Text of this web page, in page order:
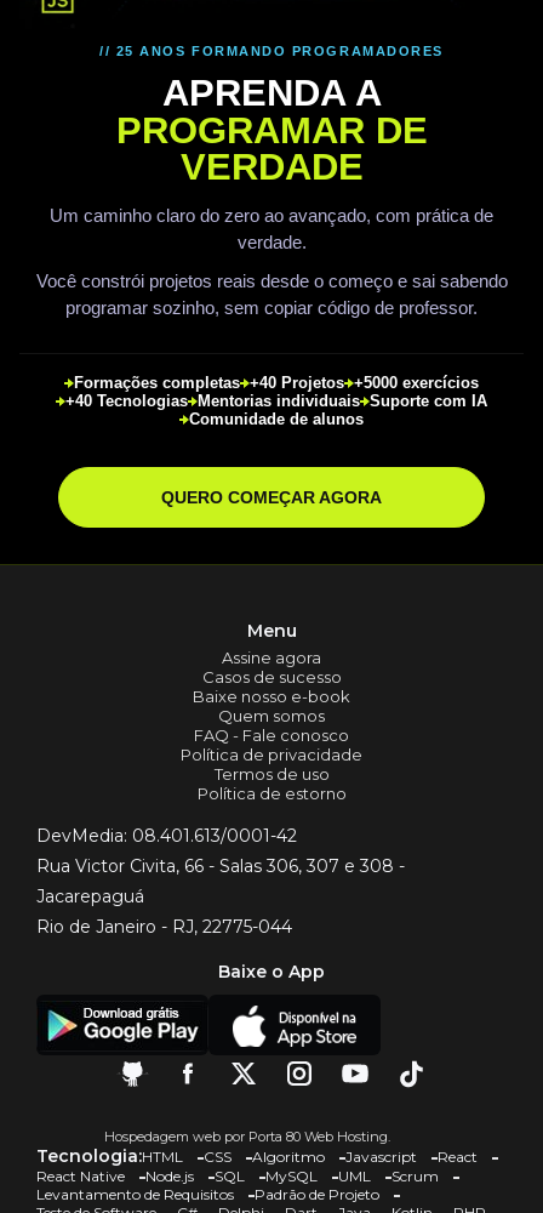
// 25 ANOS FORMANDO PROGRAMADORES
APRENDA A
PROGRAMAR DE
VERDADE
Um caminho claro do zero ao avançado, com prática de
verdade.
Você constrói projetos reais desde o começo e sai sabendo
programar sozinho, sem copiar código de professor.
Formações completas +40 Projetos +5000 exercícios
+40 Tecnologias
Mentorias individuais Suporte com IA
Comunidade de alunos
QUERO COMEÇAR AGORA
Menu
Assine agora
Casos de sucesso
Baixe nosso e-book
Quem somos
FAQ - Fale conosco
Política de privacidade
Termos de uso
Política de estorno
DevMedia: 08.401.613/0001-42
Rua Victor Civita, 66 - Salas 306, 307 e 308 -
Jacarepaguá
Rio de Janeiro - RJ, 22775-044
Baixe o App
Hospedagem web por Porta 80 Web Hosting.
Tecnologia:HTML CSS Algoritmo Javascript
React
React Native
Node.js SQL MySQL UML
Scrum
Levantamento de Requisitos
Padrão de Projeto